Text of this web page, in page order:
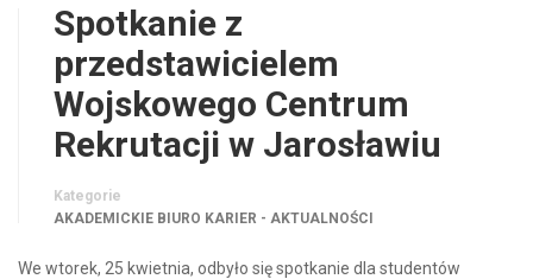
Spotkanie z
przedstawicielem
Wojskowego Centrum
Rekrutacji w Jarosławiu
Kategorie
AKADEMICKIE BIURO KARIER - AKTUALNOŚCI
We wtorek, 25 kwietnia, odbyło się spotkanie dla studentów